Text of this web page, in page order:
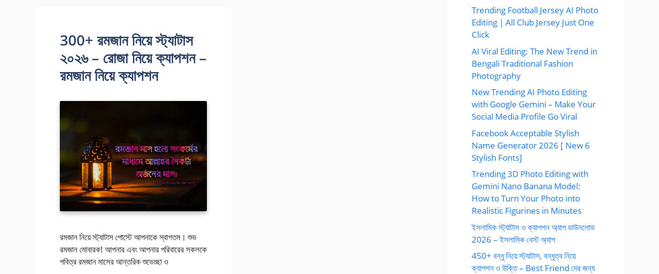
300+ রমজান নিয়ে স্ট্যাটাস
২০২৬ – রোজা নিয়ে ক্যাপশন –
রমজান নিয়ে ক্যাপশন
রমজান নিয়ে স্ট্যাটাস পোস্টে আপনাকে স্বাগতম। শুভ
রমজান মোবারক! আপনার এবং আপনার পরিবারের সকলকে
পবিত্র রমজান মাসের আন্তরিক শুভেচ্ছা ও
Trending Football Jersey AI Photo
Editing | All Club Jersey Just One
Click
AI Viral Editing: The New Trend in
Bengali Traditional Fashion
Photography
New Trending AI Photo Editing
with Google Gemini – Make Your
Social Media Profile Go Viral
Facebook Acceptable Stylish
Name Generator 2026 [ New 6
Stylish Fonts]
Trending 3D Photo Editing with
Gemini Nano Banana Model:
How to Turn Your Photo into
Realistic Figurines in Minutes
ইসলামিক স্ট্যাটাস ও ক্যাপশন অ্যাপ ডাউনলোড
2026 – ইসলামিক বেস্ট অ্যাপ
450+ বন্ধু নিয়ে স্ট্যাটাস, বন্ধুত্ব নিয়ে
ক্যাপশন ও উক্তি – Best Friend দের জন্য